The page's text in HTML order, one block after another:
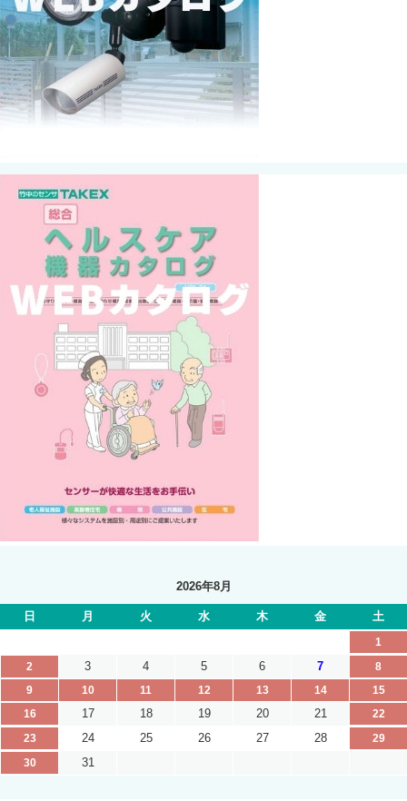
2026年8月
日 月 火 水 木 金 土
1
2
3 4 5 6 7
8
9
10 11 12 13 14
15
16
17 18 19 20 21
22
23
24 25 26 27 28
29
30
31